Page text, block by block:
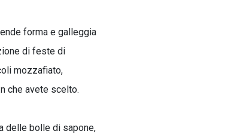
forma e galleggia
di feste di
mozzafiato,
che avete scelto.
delle bolle di sapone,